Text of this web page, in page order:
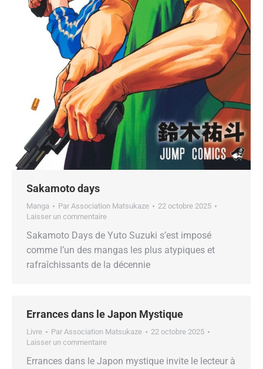
Sakamoto days
Manga Par Association Matsukaze
22 octobre 2025
Laisser un commentaire
Sakamoto Days de Yuto Suzuki s’est imposé
comme l’un des mangas les plus atypiques et
rafraîchissants de la décennie
Errances dans le Japon Mystique
Livre Par Association Matsukaze
22 octobre 2025
Laisser un commentaire
Errances dans le Japon mystique invite le lecteur à